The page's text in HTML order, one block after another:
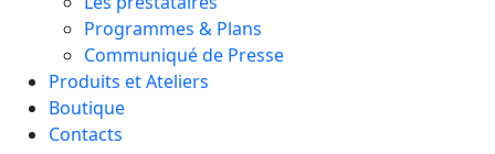
Programmes & Plans
Communiqué de Presse
Produits et Ateliers
Boutique
Contacts